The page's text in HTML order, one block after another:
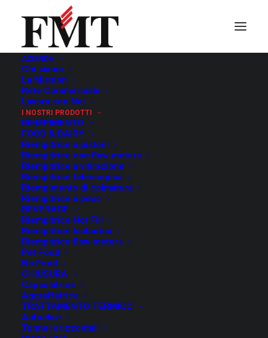
AZIENDA
Chi siamo
La Mission
Rete Commerciale
Lavora con Noi
I NOSTRI PRODOTTI
RIEMPIMENTO
FOOD & DAIRY
Riempitrice a pistoni
Riempitrice con flow meters
Riempitrice a vibrazione
Riempitrice telescopica
Riempimento di colmatura
Riempitrice a peso
BEVERAGE
Riempitrice Hot Fill
Riempitrice Isobarica
Riempitrice flow meters
Pet Food
No Food
CHIUSURA
Capsulatrice
Aggraffatrice
TRATTAMENTO TERMICO
Autoclavi
Tunnel orizzontali
Mescolatore/Cuocitore